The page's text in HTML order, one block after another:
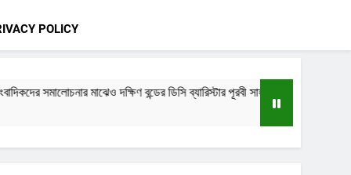
POLICY
বন্ডের ডিসি ব্যারিস্টার পূরবী সাহাকে নিয়ে বেশিরভাগ মতামতই ইতিবাচক